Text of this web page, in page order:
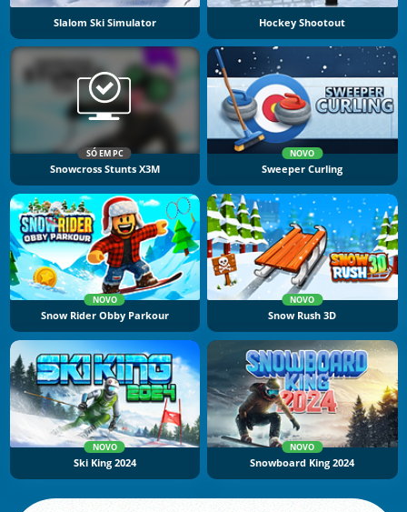
Slalom Ski Simulator Hockey Shootout
SÓ EM PC
Snowcross Stunts X3M
NOVO
Sweeper Curling
NOVO
Snow Rider Obby Parkour
NOVO
Snow Rush 3D
NOVO
Ski King 2024
NOVO
Snowboard King 2024